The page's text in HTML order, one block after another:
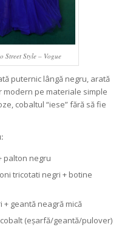
Street Style – Vogue
puternic lângă negru, arată
modern pe materiale simple
cobaltul “iese” fără să fie
palton negru
tricotati negri + botine
+ geantă neagră mică
(eșarfă/geantă/pulover)